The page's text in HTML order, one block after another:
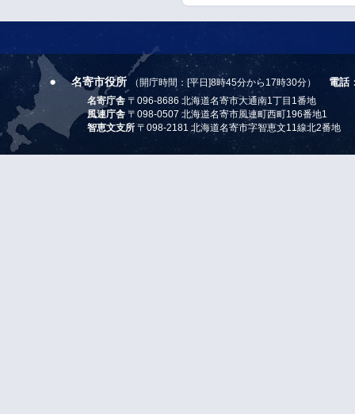
名寄市役所 （開庁時間：[平日]8時45分から17時30分） 電話
名寄庁舎 〒096-8686 北海道名寄市大通南1丁目1番地
風連庁舎 〒098-0507 北海道名寄市風連町西町196番地1
智恵文支所 〒098-2181 北海道名寄市字智恵文11線北2番地